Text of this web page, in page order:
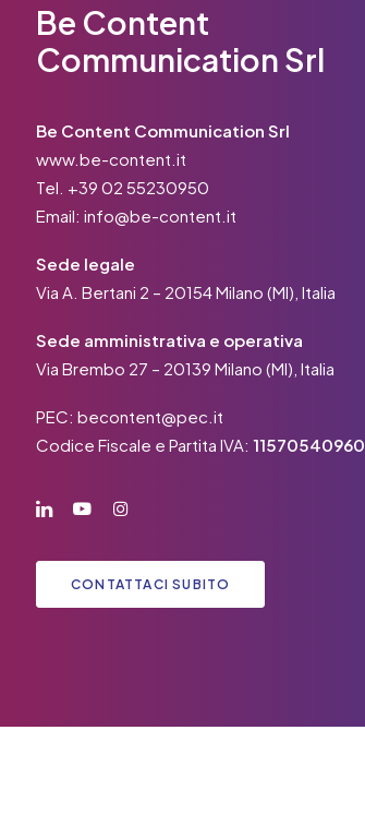
Be Content
Communication Srl
Be Content Communication Srl
www.be-content.it
Tel. +39 02 55230950
Email: info@be-content.it
Sede legale
Via A. Bertani 2 – 20154 Milano (MI), Italia
Sede amministrativa e operativa
Via Brembo 27 – 20139 Milano (MI), Italia
PEC: becontent@pec.it
Codice Fiscale e Partita IVA: 11570540960
CONTATTACI SUBITO